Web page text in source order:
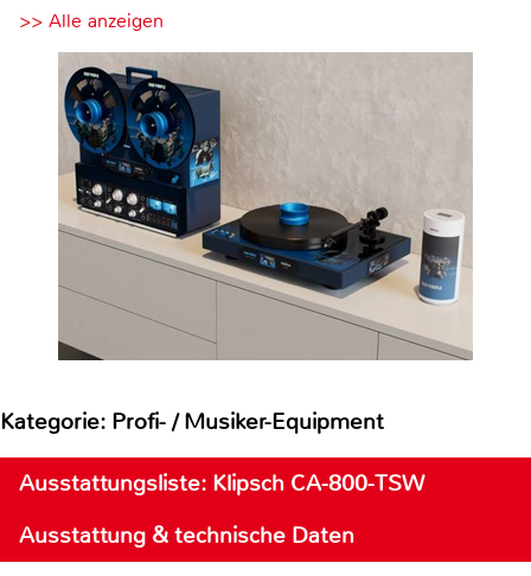
>> Alle anzeigen
Kategorie: Profi- / Musiker-Equipment
Ausstattungsliste: Klipsch CA-800-TSW
Ausstattung & technische Daten